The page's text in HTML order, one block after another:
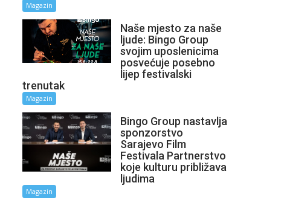
Magazin
Naše mjesto za naše
ljude: Bingo Group
svojim uposlenicima
posvećuje posebno
lijep festivalski
trenutak
Magazin
Bingo Group nastavlja
sponzorstvo
Sarajevo Film
Festivala Partnerstvo
koje kulturu približava
ljudima
Magazin